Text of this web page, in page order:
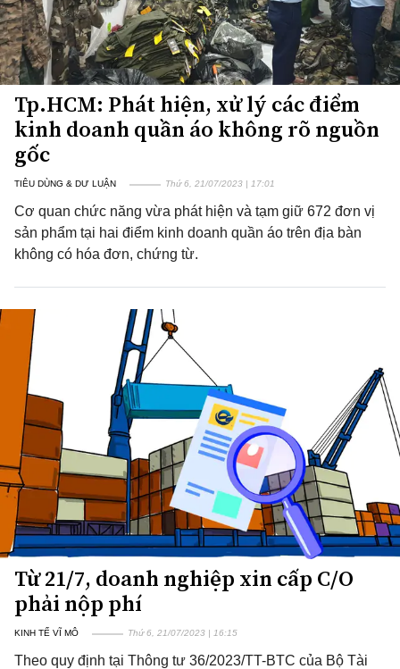
Tp.HCM: Phát hiện, xử lý các điểm
kinh doanh quần áo không rõ nguồn
gốc
TIÊU DÙNG & DƯ LUẬN Thứ 6, 21/07/2023 | 17:01
Cơ quan chức năng vừa phát hiện và tạm giữ 672 đơn vị
sản phẩm tại hai điểm kinh doanh quần áo trên địa bàn
không có hóa đơn, chứng từ.
Từ 21/7, doanh nghiệp xin cấp C/O
phải nộp phí
KINH TẾ VĨ MÔ Thứ 6, 21/07/2023 | 16:15
Theo quy định tại Thông tư 36/2023/TT-BTC của Bộ Tài